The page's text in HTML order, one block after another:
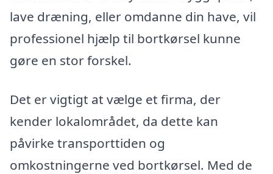
lave dræning, eller omdanne din have, vil
professionel hjælp til bortkørsel kunne
gøre en stor forskel.
Det er vigtigt at vælge et firma, der
kender lokalområdet, da dette kan
påvirke transporttiden og
omkostningerne ved bortkørsel. Med de